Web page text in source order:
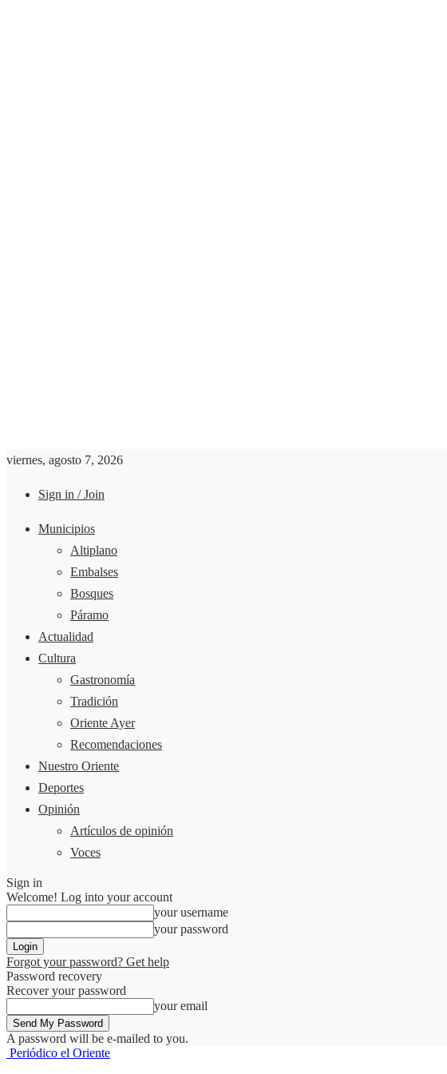
viernes, agosto 7, 2026
Sign in / Join
Municipios
Altiplano
Embalses
Bosques
Páramo
Actualidad
Cultura
Gastronomía
Tradición
Oriente Ayer
Recomendaciones
Nuestro Oriente
Deportes
Opinión
Artículos de opinión
Voces
Sign in
Welcome! Log into your account
your username
your password
Forgot your password? Get help
Password recovery
Recover your password
your email
A password will be e-mailed to you.
Periódico el Oriente